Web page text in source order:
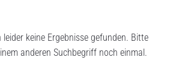
keine Ergebnisse gefunden. Bitte
anderen Suchbegriff noch einmal.